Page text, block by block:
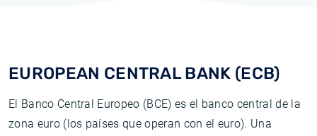
EUROPEAN CENTRAL BANK (ECB)
El Banco Central Europeo (BCE) es el banco central de la
zona euro (los países que operan con el euro). Una